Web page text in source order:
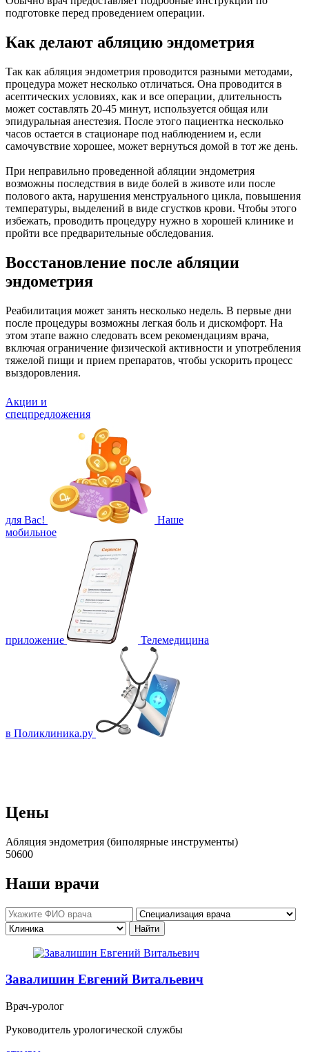
подготовке перед проведением операции.
Как делают абляцию эндометрия
Так как абляция эндометрия проводится разными методами,
процедура может несколько отличаться. Она проводится в
асептических условиях, как и все операции, длительность
может составлять 20-45 минут, используется общая или
эпидуральная анестезия. После этого пациентка несколько
часов остается в стационаре под наблюдением и, если
самочувствие хорошее, может вернуться домой в тот же день.
При неправильно проведенной абляции эндометрия
возможны последствия в виде болей в животе или после
полового акта, нарушения менструального цикла, повышения
температуры, выделений в виде сгустков крови. Чтобы этого
избежать, проводить процедуру нужно в хорошей клинике и
пройти все предварительные обследования.
Восстановление после абляции
эндометрия
Реабилитация может занять несколько недель. В первые дни
после процедуры возможны легкая боль и дискомфорт. На
этом этапе важно следовать всем рекомендациям врача,
включая ограничение физической активности и употребления
тяжелой пищи и прием препаратов, чтобы ускорить процесс
выздоровления.
Акции и
спецпредложения
для Вас!
Наше
мобильное
приложение Телемедицина
в Поликлиника.ру
Цены
Абляция эндометрия (биполярные инструменты)
50600
Наши врачи
Завалишин Евгений Витальевич
Врач-уролог
Руководитель урологической службы